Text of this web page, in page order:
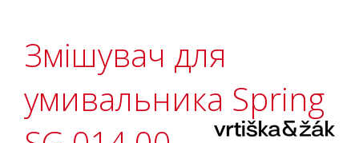
Змішувач для
умивальника Spring